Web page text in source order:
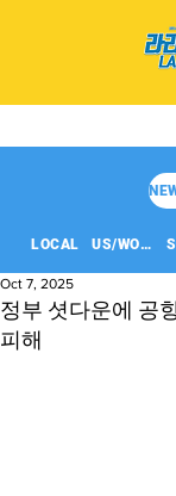
LOCAL US/WORLD
정부 셧다운에 공
피해
Oct 7, 2025